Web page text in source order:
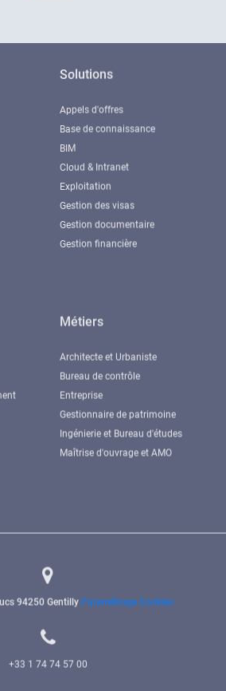
Solutions
Appels d'offres
Base de connaissance
BIM
Cloud & Intranet
Exploitation
Gestion des visas
Gestion documentaire
Gestion financière
Métiers
Architecte et Urbaniste
Bureau de contrôle
Entreprise
Gestionnaire de patrimoine
Ingénierie et Bureau d'études
Maîtrise d'ouvrage et AMO
94250 Gentilly Paramétrage Cookies
+33 1 74 74 57 00